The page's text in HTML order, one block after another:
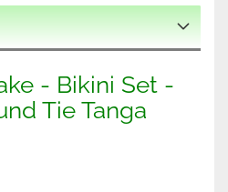
- Bikini Set -
Tie Tanga